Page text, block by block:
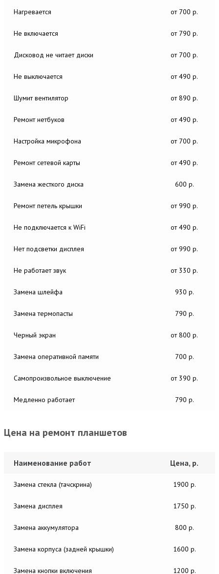
Нагревается от 700 р.
Не включается от 790 р.
Дисковод не читает диски от 700 р.
Не выключается от 490 р.
Шумит вентилятор от 890 р.
Ремонт нетбуков от 490 р.
Настройка микрофона от 700 р.
Ремонт сетевой карты от 490 р.
Замена жесткого диска 600 р.
Ремонт петель крышки от 990 р.
Не подключается к WiFi от 490 р.
Нет подсветки дисплея от 990 р.
Не работает звук от 330 р.
Замена шлейфа 930 р.
Замена термопасты 790 р.
Черный экран от 800 р.
Замена оперативной памяти 700 р.
Самопроизвольное выключение от 390 р.
Медленно работает 790 р.
Цена на ремонт планшетов
Наименование работ Цена, р.
Замена стекла (тачскрина) 1900 р.
Замена дисплея 1750 р.
Замена аккумулятора 800 р.
Замена корпуса (задней крышки) 1600 р.
Замена кнопки включения 1200 р.